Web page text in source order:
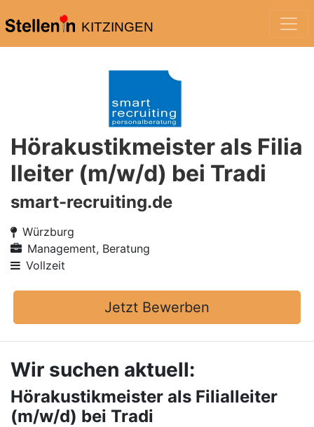
KITZINGEN
Hörakustikmeister als Filia
lleiter (m/w/d) bei Tradi
smart-recruiting.de
Würzburg
Management, Beratung
Vollzeit
Jetzt Bewerben
Wir suchen aktuell:
Hörakustikmeister als Filialleiter
(m/w/d) bei Tradi